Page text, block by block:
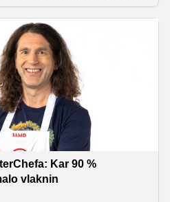
prehrani. Namesto
raje posezimo po
ki ne zahtevajo veliko
Kar 90 %
vlaknin